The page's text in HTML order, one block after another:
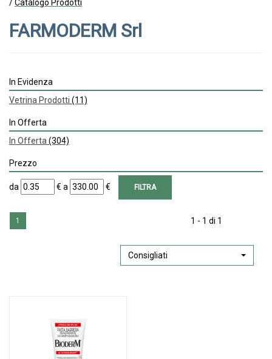
/Catalogo Prodotti
FARMODERM Srl
In Evidenza
Vetrina Prodotti (11)
In Offerta
In Offerta (304)
Prezzo
filtra
da
da €
filtra
a
a €
1 1 - 1 di 1
Consigliati